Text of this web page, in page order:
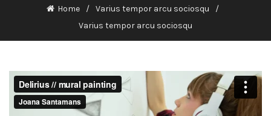
Home
Varius tempor arcu sociosqu
Varius tempor arcu sociosqu